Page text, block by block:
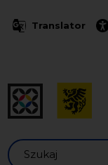
Translator
Szukaj